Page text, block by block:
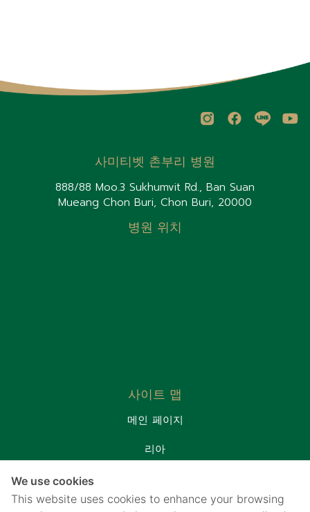
사미티벳 촌부리 병원
888/88 Moo.3 Sukhumvit Rd., Ban Suan
Mueang Chon Buri, Chon Buri, 20000
병원 위치
사이트 맵
메인 페이지
리아
We use cookies
This website uses cookies to enhance your browsing